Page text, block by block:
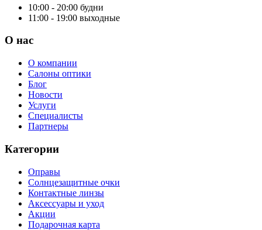
10:00 - 20:00 будни
11:00 - 19:00 выходные
О нас
О компании
Салоны оптики
Блог
Новости
Услуги
Специалисты
Партнеры
Категории
Оправы
Солнцезащитные очки
Контактные линзы
Аксессуары и уход
Акции
Подарочная карта